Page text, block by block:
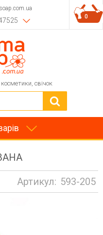
свічок
0
Артикул: 593-205